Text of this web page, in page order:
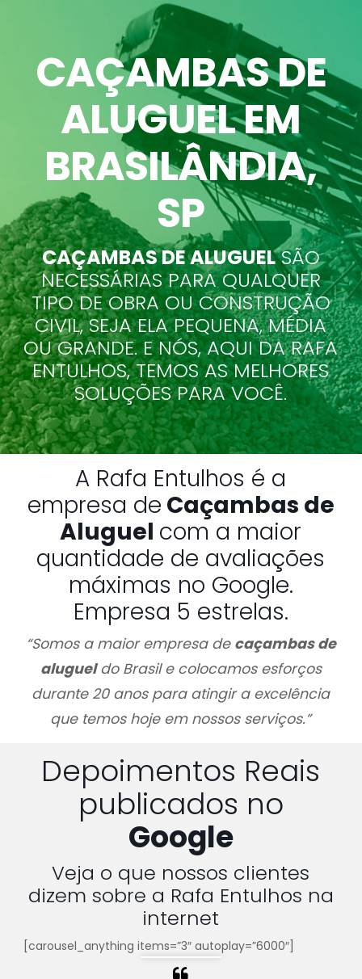
CAÇAMBAS DE
ALUGUEL EM
BRASILÂNDIA,
SP
CAÇAMBAS DE ALUGUELSÃO
NECESSÁRIAS PARA QUALQUER
TIPO DE OBRA OU CONSTRUÇÃO
CIVIL, SEJA ELA PEQUENA, MÉDIA
OU GRANDE. E NÓS, AQUI DA RAFA
ENTULHOS, TEMOS AS MELHORES
SOLUÇÕES PARA VOCÊ.
A Rafa Entulhos é a
empresa de Caçambas de
Aluguel com a maior
quantidade de avaliações
máximas no Google.
Empresa 5 estrelas.
“Somos a maior empresa de caçambas de
alugueldo Brasil e colocamos esforços
durante 20 anos para atingir a excelência
que temos hoje em nossos serviços.”
Depoimentos Reais
publicados no
Google
Veja o que nossos clientes
dizem sobre a Rafa Entulhos na
internet
[carousel_anything items=”3″ autoplay=”6000″]